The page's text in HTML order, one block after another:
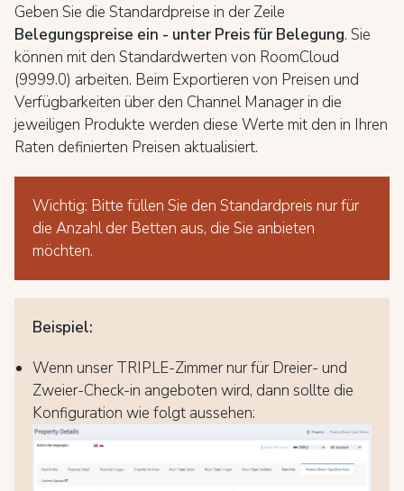
Geben Sie die Standardpreise in der Zeile
Belegungspreise ein - unter Preis für Belegung. Sie
können mit den Standardwerten von RoomCloud
(9999.0) arbeiten. Beim Exportieren von Preisen und
Verfügbarkeiten über den Channel Manager in die
jeweiligen Produkte werden diese Werte mit den in Ihren
Raten definierten Preisen aktualisiert.
Wichtig: Bitte füllen Sie den Standardpreis nur für
die Anzahl der Betten aus, die Sie anbieten
möchten.
Beispiel:
Wenn unser TRIPLE-Zimmer nur für Dreier- und
Zweier-Check-in angeboten wird, dann sollte die
Konfiguration wie folgt aussehen: